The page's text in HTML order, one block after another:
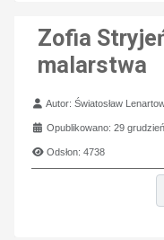
Zofia
malarstwa
Szczegóły
Autor:Światosław
Opublikowano: 29
Odsłon: 4738